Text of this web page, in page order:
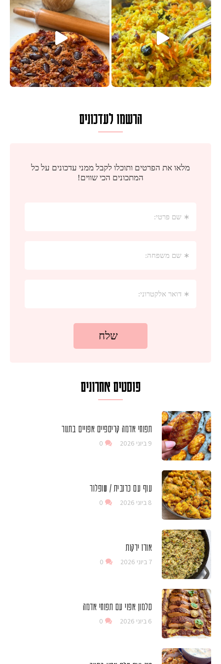
הרשמו לעדכונים
פוסטים אחרונים
תפוחי אדמה קריספיים אפויים בתנור
9 ביוני 2026 0
עוף עם כרובית / שופלור
8 ביוני 2026 0
אורז ירקות
7 ביוני 2026 0
סלמון אפוי עם תפוחי אדמה
6 ביוני 2026 0